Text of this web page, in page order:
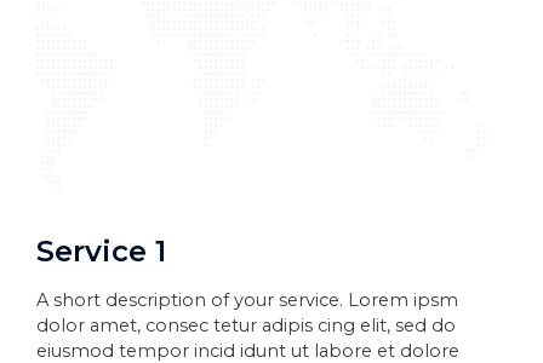
Service 1
A short description of your service. Lorem ipsm
dolor amet, consec tetur adipis cing elit, sed do
eiusmod tempor incid idunt ut labore et dolore